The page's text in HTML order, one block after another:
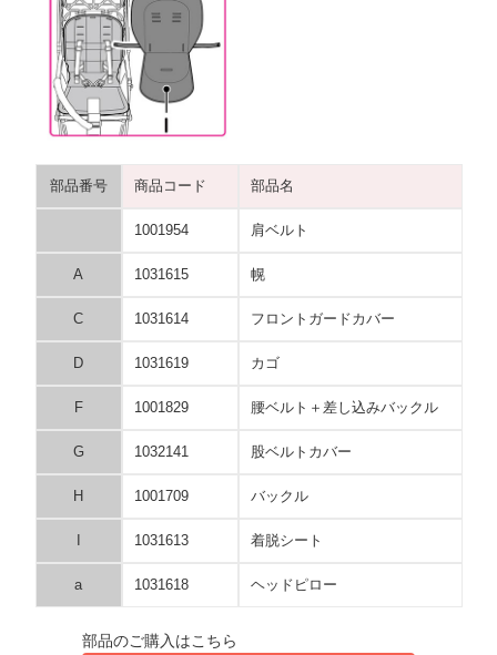
部品番号 商品コード 部品名
1001954 肩ベルト
A 1031615 幌
C 1031614 フロントガードカバー
D 1031619 カゴ
F 1001829 腰ベルト＋差し込みバックル
G 1032141 股ベルトカバー
H 1001709 バックル
1031613 着脱シート
a 1031618 ヘッドピロー
部品のご購入はこちら